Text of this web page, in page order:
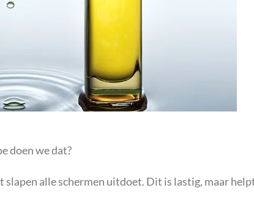
doen we dat?
slapen alle schermen uitdoet. Dit is lastig, maar